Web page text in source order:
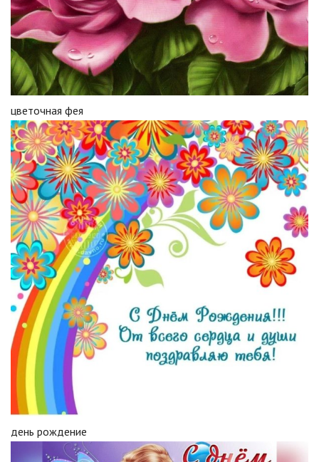
цветочная фея
день рождение